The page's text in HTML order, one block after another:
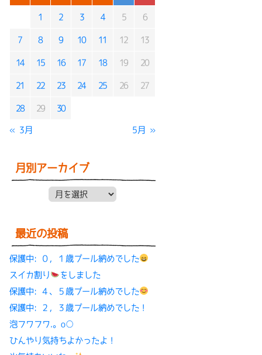
1 2 3 4 5 6
7 8 9 10 11 12 13
14 15 16 17 18 19 20
21 22 23 24 25 26 27
28 29 30
« 3月 5月 »
月別アーカイブ
月別アーカイブ
最近の投稿
保護中: ０，１歳プール納めでした
スイカ割り
をしました
保護中: ４、５歳プール納めでした
保護中: ２，３歳プール納めでした！
泡フワフワ.。o○
ひんやり気持ちよかったよ！